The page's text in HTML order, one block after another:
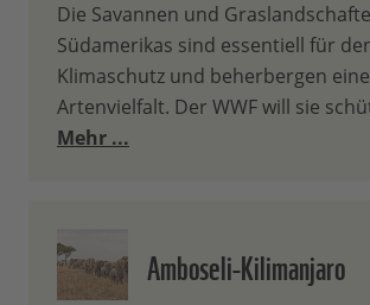
Die Savannen und
Südamerikas sind essentiell für
Klimaschutz und beherbergen
Artenvielfalt. Der WWF will sie
Mehr ...
Amboseli-Kilimanjaro